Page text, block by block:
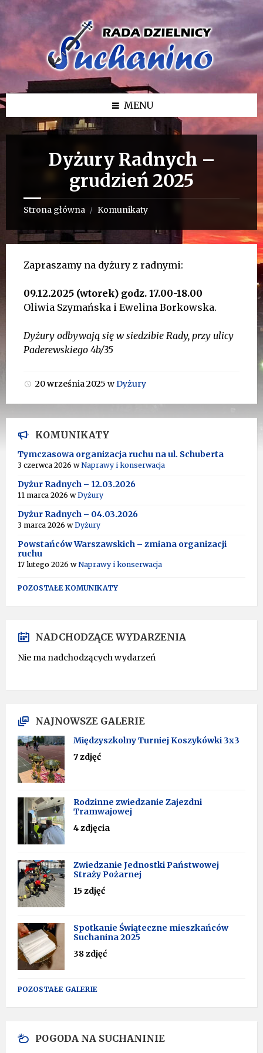
Przejdź
Przejdź
bocznego
Przejdź
MENU
Dyżury Radnych –
grudzień 2025
Strona główna / Komunikaty
Zapraszamy na dyżury z radnymi:
09.12.2025 (wtorek) godz. 17.00-18.00
Oliwia Szymańska i Ewelina Borkowska.
Dyżury odbywają się w siedzibie Rady, przy ulicy
Paderewskiego 4b/35
20 września 2025 wDyżury
KOMUNIKATY
Tymczasowa organizacja ruchu na ul. Schuberta
3 czerwca 2026 wNaprawy i konserwacja
Dyżur Radnych – 12.03.2026
11 marca 2026 wDyżury
Dyżur Radnych – 04.03.2026
3 marca 2026 wDyżury
Powstańców Warszawskich – zmiana organizacji
ruchu
17 lutego 2026 wNaprawy i konserwacja
POZOSTAŁE KOMUNIKATY
NADCHODZĄCE WYDARZENIA
Nie ma nadchodzących wydarzeń
NAJNOWSZE GALERIE
Międzyszkolny Turniej Koszykówki 3x3
7 zdjęć
Rodzinne zwiedzanie Zajezdni
Tramwajowej
4 zdjęcia
Zwiedzanie Jednostki Państwowej
Straży Pożarnej
15 zdjęć
Spotkanie Świąteczne mieszkańców
Suchanina 2025
38 zdjęć
POZOSTAŁE GALERIE
POGODA NA SUCHANINIE